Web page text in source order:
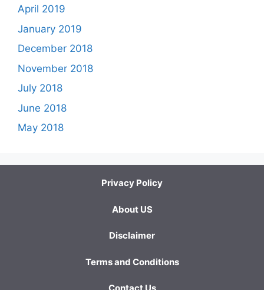
April 2019
January 2019
December 2018
November 2018
July 2018
June 2018
May 2018
Privacy Policy
About US
Disclaimer
Terms and Conditions